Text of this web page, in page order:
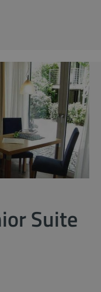
Suite